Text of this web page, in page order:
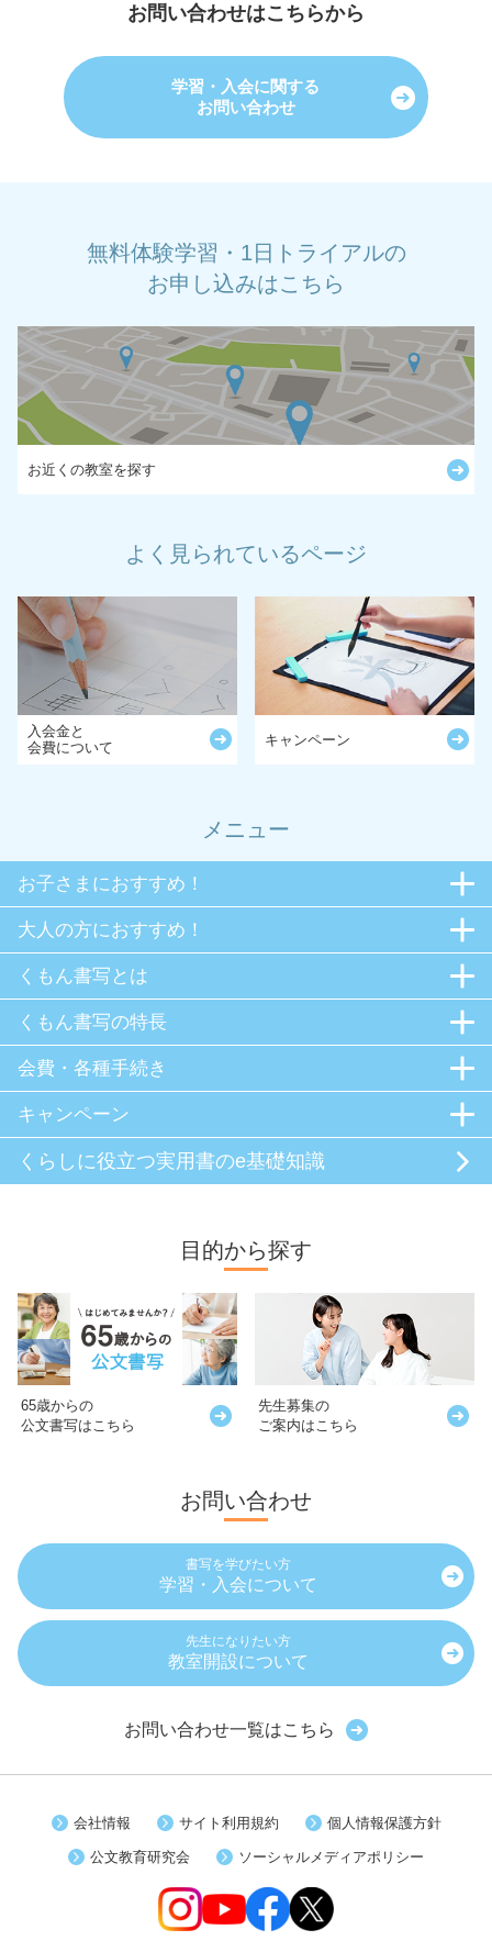
お問い合わせはこちらから
学習・入会に関する
お問い合わせ
無料体験学習・1日トライアルの
お申し込みはこちら
お近くの教室を探す
よく見られているページ
入会金と
会費について
キャンペーン
メニュー
お子さまにおすすめ！
大人の方におすすめ！
くもん書写とは
くもん書写の特長
会費・各種手続き
キャンペーン
くらしに役立つ実用書のe基礎知識
目的から探す
65歳からの
公文書写はこちら
先生募集の
ご案内はこちら
お問い合わせ
書写を学びたい方
学習・入会について
先生になりたい方
教室開設について
お問い合わせ一覧はこちら
会社情報 サイト利用規約 個人情報保護方針
公文教育研究会 ソーシャルメディアポリシー